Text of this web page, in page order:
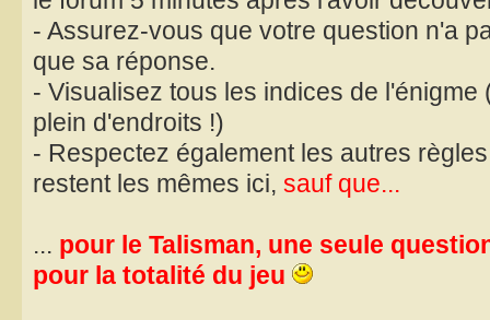
- Assurez-vous que votre question n'a
que sa réponse.
- Visualisez tous les indices de
plein d'endroits !)
- Respectez également les autres
restent les mêmes ici, sauf que...
... pour le Talisman, une seule
pour la totalité du jeu